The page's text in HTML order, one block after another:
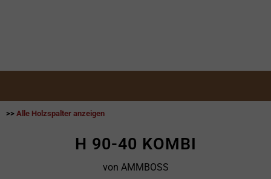
>> Alle Holzspalter anzeigen
H 90-40 KOMBI
von AMMBOSS